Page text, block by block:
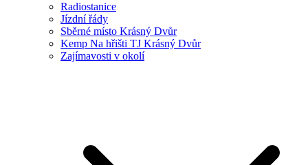
Radiostanice
Jízdní řády
Sběrné místo Krásný Dvůr
Kemp Na hřišti TJ Krásný Dvůr
Zajímavosti v okolí